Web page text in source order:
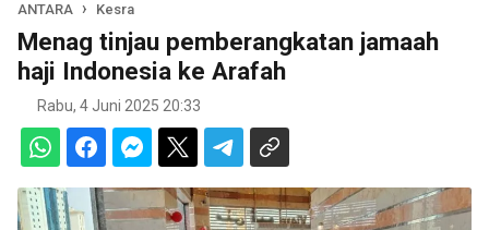
ANTARA Kesra
Menag tinjau pemberangkatan jamaah
haji Indonesia ke Arafah
Rabu, 4 Juni 2025 20:33